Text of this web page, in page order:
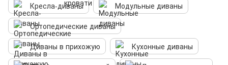
Кресла-диваны
Модульные диваны
Ортопедические диваны
Диваны в прихожую
Кухонные диваны